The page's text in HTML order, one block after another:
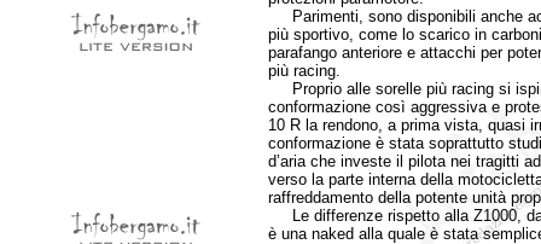
Parimenti, sono disponibili anche
più sportivo, come lo scarico in
parafango anteriore e attacchi per
più racing.
Proprio alle sorelle più racing si
conformazione così aggressiva e
10 R la rendono, a prima vista, quasi
conformazione è stata soprattutto
d’aria che investe il pilota nei tragitti
verso la parte interna della
raffreddamento della potente unità
Le differenze rispetto alla Z1000,
è una naked alla quale è stata